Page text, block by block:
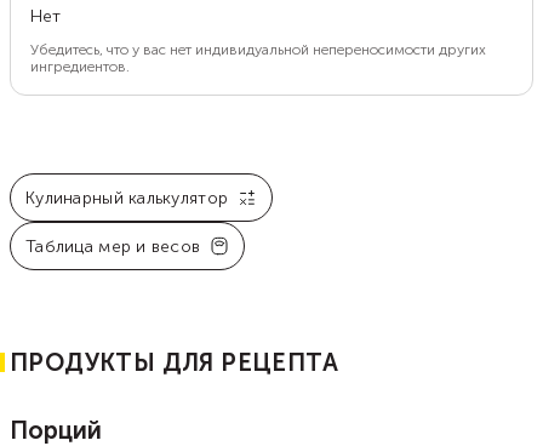
Нет
Убедитесь, что у вас нет индивидуальной непереносимости других
ингредиентов.
Кулинарный калькулятор
Таблица мер и весов
ПРОДУКТЫ ДЛЯ РЕЦЕПТА
Порций